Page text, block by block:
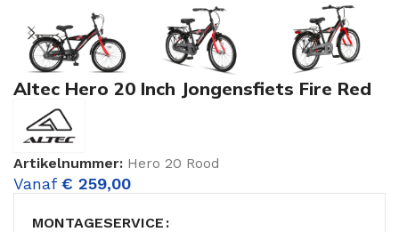
Altec Hero 20 Inch Jongensfiets Fire Red
Artikelnummer: Hero 20 Rood
Vanaf € 259,00
MONTAGESERVICE